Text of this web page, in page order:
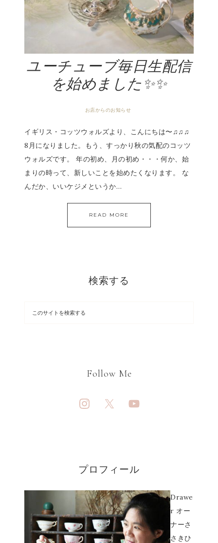
ユーチューブ毎日生配信
を始めました✨✨
お店からのお知らせ
イギリス・コッツウォルズより、こんにちは〜♫♫♫
8月になりました。もう、すっかり秋の気配のコッツ
ウォルズです。 年の初め、月の初め・・・何か、始
まりの時って、新しいことを始めたくなります。 な
んだか、いいケジメというか…
READ MORE
検索する
Follow Me
プロフィール
Drawe
r オー
ナーさ
さきひ